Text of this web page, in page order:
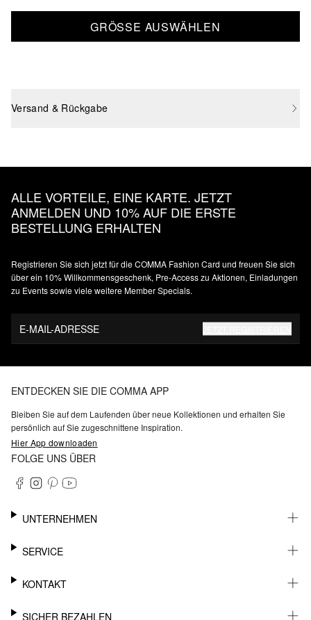
GRÖSSE AUSWÄHLEN
Versand & Rückgabe
ALLE VORTEILE, EINE KARTE. JETZT
ANMELDEN UND 10% AUF DIE ERSTE
BESTELLUNG ERHALTEN
Registrieren Sie sich jetzt für die COMMA Fashion Card und freuen Sie sich
über ein 10% Willkommensgeschenk, Pre-Access zu Aktionen, Einladungen
zu Events sowie viele weitere Member Specials.
E-MAIL-ADRESSE
ENTDECKEN SIE DIE COMMA APP
Bleiben Sie auf dem Laufenden über neue Kollektionen und erhalten Sie
persönlich auf Sie zugeschnittene Inspiration.
Hier App downloaden
FOLGE UNS ÜBER
UNTERNEHMEN
KARRIERE
BARRIEREFREIHEIT
SERVICE
WHATSAPP
MEIN KONTO
KONTAKT
SUPPORT
SICHER BEZAHLEN